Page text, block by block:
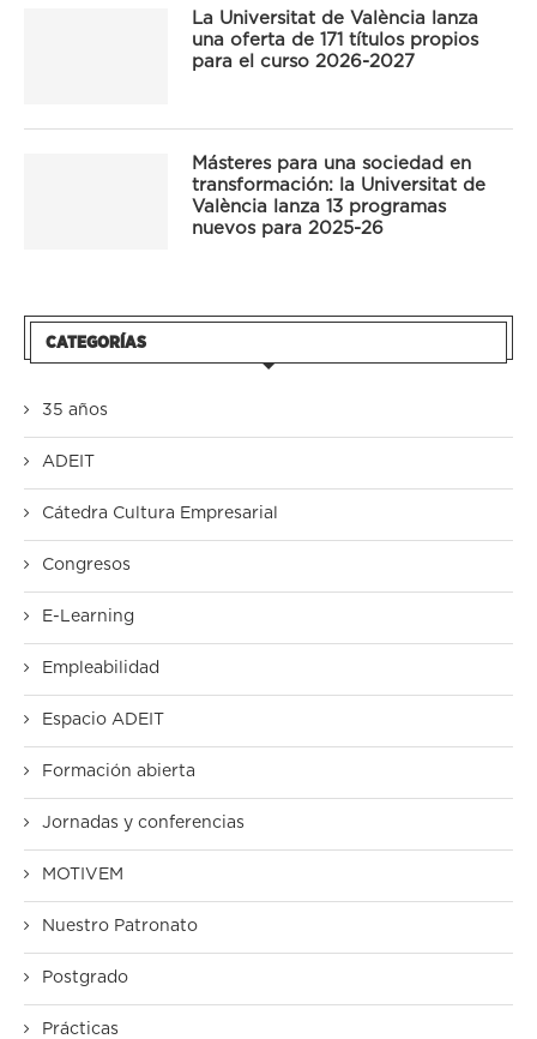
La Universitat de València lanza
una oferta de 171 títulos propios
para el curso 2026-2027
Másteres para una sociedad en
transformación: la Universitat de
València lanza 13 programas
nuevos para 2025-26
CATEGORÍAS
35 años
ADEIT
Cátedra Cultura Empresarial
Congresos
E-Learning
Empleabilidad
Espacio ADEIT
Formación abierta
Jornadas y conferencias
MOTIVEM
Nuestro Patronato
Postgrado
Prácticas